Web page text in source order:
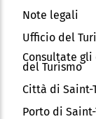
Note legali
Ufficio del
Consultate
del Turismo
Città di Saint-
Porto di